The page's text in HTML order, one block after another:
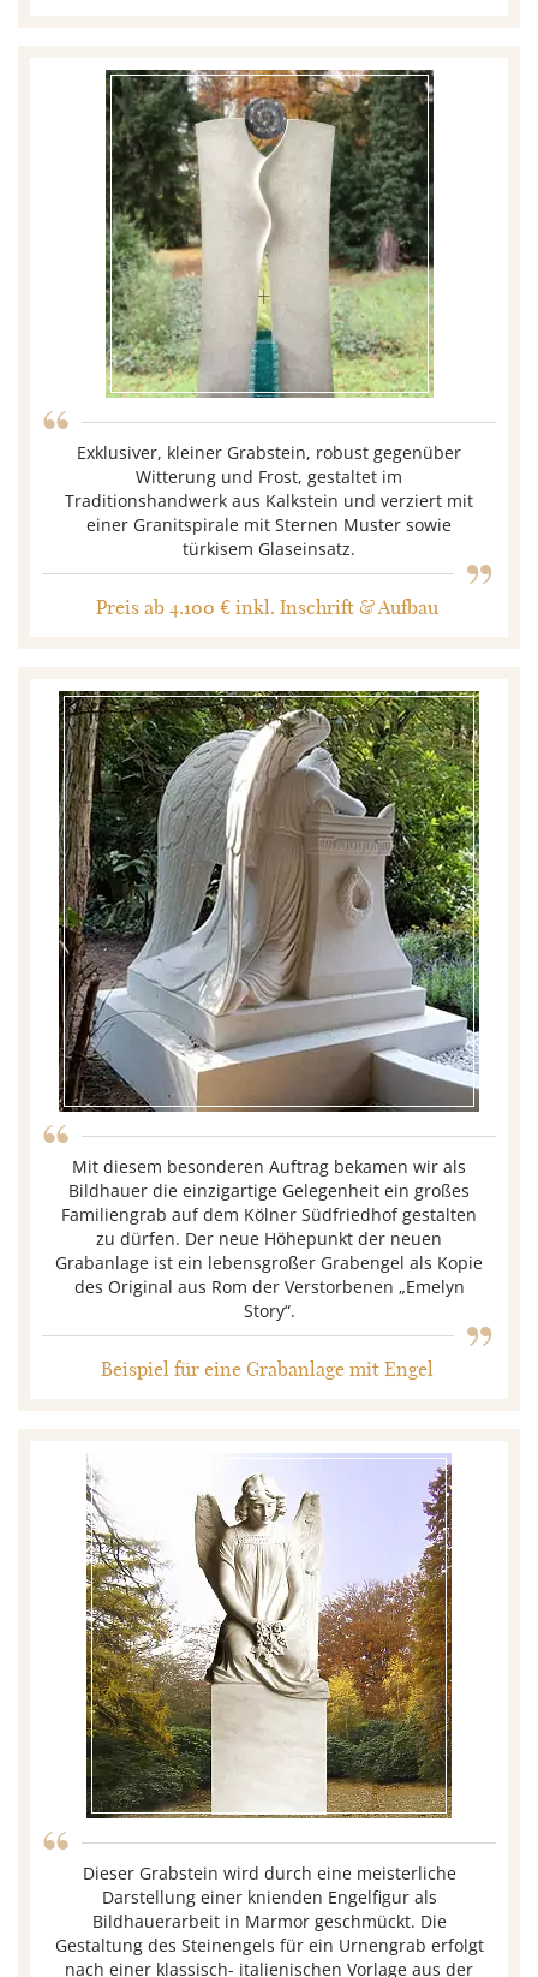
“ Exklusiver, kleiner Grabstein, robust gegenüber
Witterung und Frost, gestaltet im
Traditionshandwerk aus Kalkstein und verziert mit
einer Granitspirale mit Sternen Muster sowie
türkisem Glaseinsatz.
„
Preis ab 4.100 € inkl. Inschrift & Aufbau
“ Mit diesem besonderen Auftrag bekamen wir als
Bildhauer die einzigartige Gelegenheit ein großes
Familiengrab auf dem Kölner Südfriedhof gestalten
zu dürfen. Der neue Höhepunkt der neuen
Grabanlage ist ein lebensgroßer Grabengel als Kopie
des Original aus Rom der Verstorbenen „Emelyn
Story“.
„
Beispiel für eine Grabanlage mit Engel
“
Dieser Grabstein wird durch eine meisterliche
Darstellung einer knienden Engelfigur als
Bildhauerarbeit in Marmor geschmückt. Die
Gestaltung des Steinengels für ein Urnengrab erfolgt
nach einer klassisch- italienischen Vorlage aus der